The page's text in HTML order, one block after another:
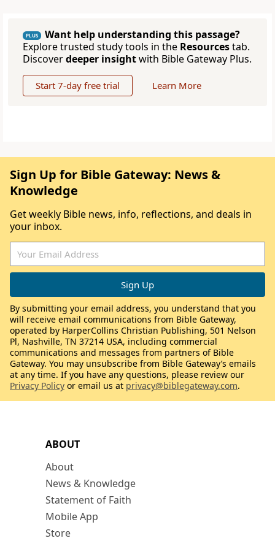
PLUS
Want help understanding this passage?
Explore trusted study tools in the Resourcestab.
Discoverdeeper insightwith Bible Gateway Plus.
Start 7-day free trial Learn More
ABOUT
About
News & Knowledge
Statement of Faith
Mobile App
Store
Sign Up for Bible Gateway: News &
Knowledge
Get weekly Bible news, info, reflections, and deals in
your inbox.
By submitting your email address, you understand that you
will receive email communications from Bible Gateway,
operated by HarperCollins Christian Publishing, 501 Nelson
Pl, Nashville, TN 37214 USA, including commercial
communications and messages from partners of Bible
Gateway. You may unsubscribe from Bible Gateway’s emails
at any time. If you have any questions, please review our
Privacy Policy or email us at privacy@biblegateway.com.